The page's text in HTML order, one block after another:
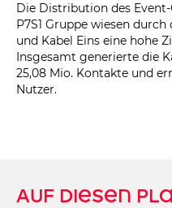
Die Distribution des
P7S1 Gruppe wiesen durch
und Kabel Eins eine hohe
Insgesamt generierte die
25,08 Mio. Kontakte und
Nutzer.
Auf diesen